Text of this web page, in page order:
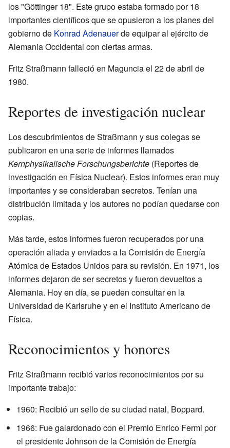
los "Göttinger 18". Este grupo estaba formado por 18
importantes científicos que se opusieron a los planes del
gobierno de Konrad Adenauerde equipar al ejército de
Alemania Occidental con ciertas armas.
Fritz Straßmann falleció en Maguncia el 22 de abril de
1980.
Reportes de investigación nuclear
Los descubrimientos de Straßmann y sus colegas se
publicaron en una serie de informes llamados
Kernphysikalische Forschungsberichte (Reportes de
investigación en Física Nuclear). Estos informes eran muy
importantes y se consideraban secretos. Tenían una
distribución limitada y los autores no podían quedarse con
copias.
Más tarde, estos informes fueron recuperados por una
operación aliada y enviados a la Comisión de Energía
Atómica de Estados Unidos para su revisión. En 1971, los
informes dejaron de ser secretos y fueron devueltos a
Alemania. Hoy en día, se pueden consultar en la
Universidad de Karlsruhe y en el Instituto Americano de
Física.
Reconocimientos y honores
Fritz Straßmann recibió varios reconocimientos por su
importante trabajo:
1960: Recibió un sello de su ciudad natal, Boppard.
1966: Fue galardonado con el Premio Enrico Fermi por
el presidente Johnson de la Comisión de Energía